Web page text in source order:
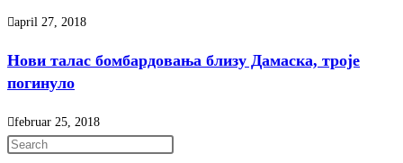
april 27, 2018
Нови талас бомбардовања близу Дамаска, троје
погинуло
februar 25, 2018